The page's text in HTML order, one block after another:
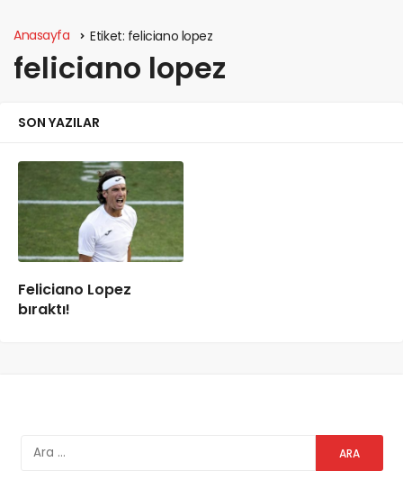
Anasayfa Etiket: feliciano lopez
feliciano lopez
SON YAZILAR
Feliciano Lopez
bıraktı!